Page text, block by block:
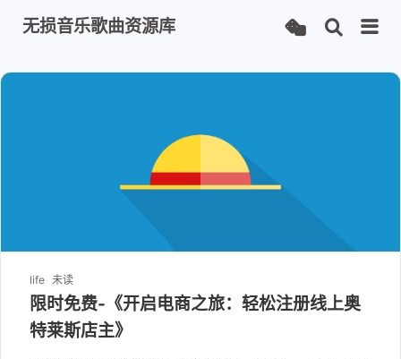
无损音乐歌曲资源库
life 未读
限时免费-《开启电商之旅：轻松注册线上奥
特莱斯店主》